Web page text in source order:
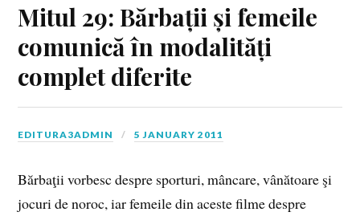
Mitul 29: Bărbații și femeile
comunică în modalități
complet diferite
EDITURA3ADMIN 5 JANUARY 2011
Bărbaţii vorbesc despre sporturi, mâncare, vânătoare şi
jocuri de noroc, iar femeile din aceste filme despre